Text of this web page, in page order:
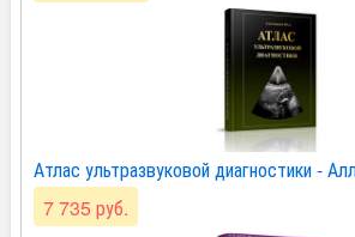
Атлас ультразвуковой диагностики -
7 735 руб.